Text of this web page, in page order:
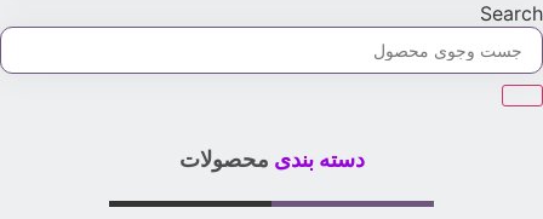
Search
دسته بندی محصولات